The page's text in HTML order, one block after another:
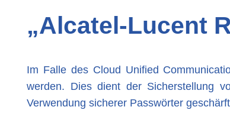
„Alcatel-Lucent
Im Falle des Cloud Unified
werden. Dies dient der Sicherstellung
Verwendung sicherer Passwörter